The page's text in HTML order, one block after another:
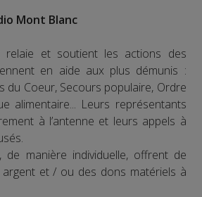
Mont Blanc
relaie et soutient les actions des
en aide aux plus démunis :
du Coeur, Secours populaire, Ordre
alimentaire... Leurs représentants
à l’antenne et leurs appels à
de manière individuelle, offrent de
et / ou des dons matériels à